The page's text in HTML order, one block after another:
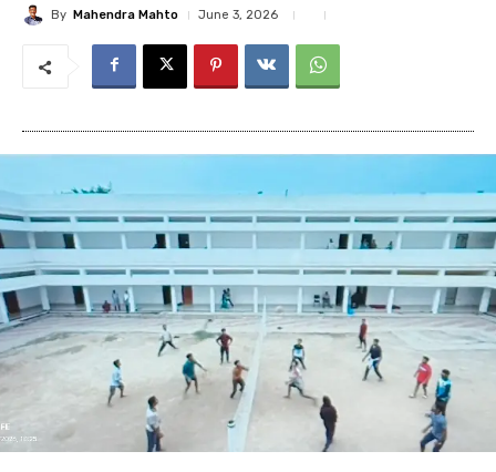
By Mahendra Mahto June 3, 2026